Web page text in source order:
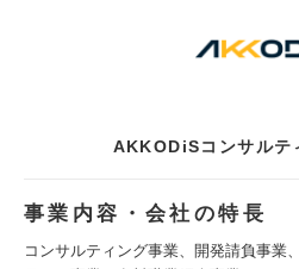
AKKODiSコンサルテ
事業内容・会社の特長
コンサルティング事業、開発請負事業